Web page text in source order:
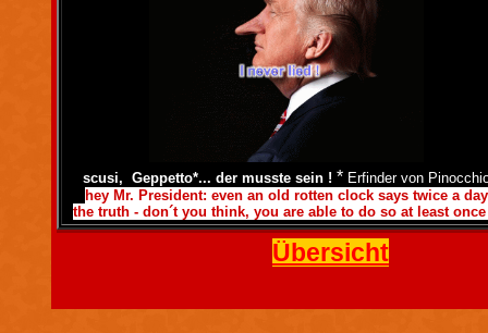
scusi, Geppetto*... der musste sein ! * Erfinder von
hey Mr. President: even an old rotten clock says twice a day
the truth - don´t you think, you are able to do so at least
Übersicht